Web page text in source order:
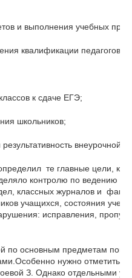
и выполнения учебных
квалификации педагогов;
к сдаче ЕГЭ;
школьников;
те главные цели,
контролю по ведению
классных журналов и
учащихся, состояния
исправления,
по основным предметам
нужно отметить
З. Однако отдельными